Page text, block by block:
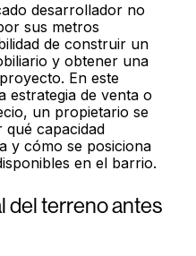
desarrollador no
sus metros
de construir un
y obtener una
En este
estrategia de venta o
un propietario se
qué capacidad
y cómo se posiciona
en el barrio.
del terreno antes